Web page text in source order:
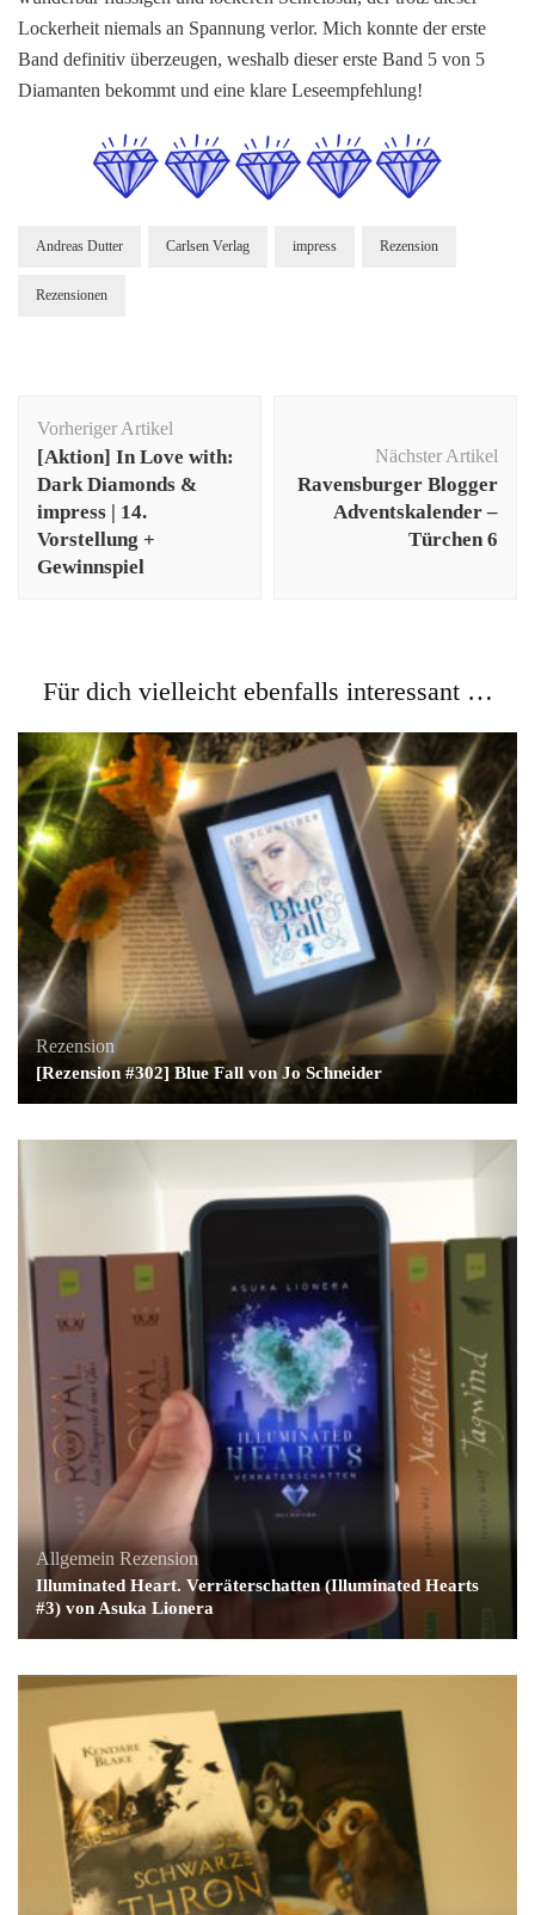
Lockerheit niemals an Spannung verlor. Mich konnte der erste
Band definitiv überzeugen, weshalb dieser erste Band 5 von 5
Diamanten bekommt und eine klare Leseempfehlung!
Andreas Dutter Carlsen Verlag impress Rezension
Rezensionen
Vorheriger Artikel
[Aktion] In Love with:
Dark Diamonds &
impress | 14.
Vorstellung +
Gewinnspiel
Nächster Artikel
Ravensburger Blogger
Adventskalender –
Türchen 6
Für dich vielleicht ebenfalls interessant …
Rezension
[Rezension #302] Blue Fall von Jo Schneider
Allgemein Rezension
Illuminated Heart. Verräterschatten (Illuminated Hearts
#3) von Asuka Lionera